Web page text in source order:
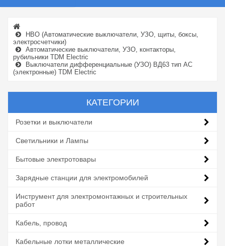
НВО (Автоматические выключатели, УЗО, щиты, боксы,
электросчетчики)
Автоматические выключатели, УЗО, контакторы,
рубильники TDM Electric
Выключатели дифференциальные (УЗО) ВД63 тип АС
(электронные) TDM Electric
КАТЕГОРИИ
Розетки и выключатели
Светильники и Лампы
Бытовые электротовары
Зарядные станции для электромобилей
Инструмент для электромонтажных и строительных
работ
Кабель, провод
Кабельные лотки металлические